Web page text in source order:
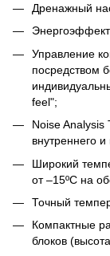
Дренажный
Управление
посредством
feel";
Noise Analysis
внутреннего
Широкий
от –15ºC на
Точный
Компактные
блоков